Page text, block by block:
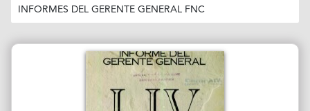
INFORMES DEL GERENTE GENERAL FNC